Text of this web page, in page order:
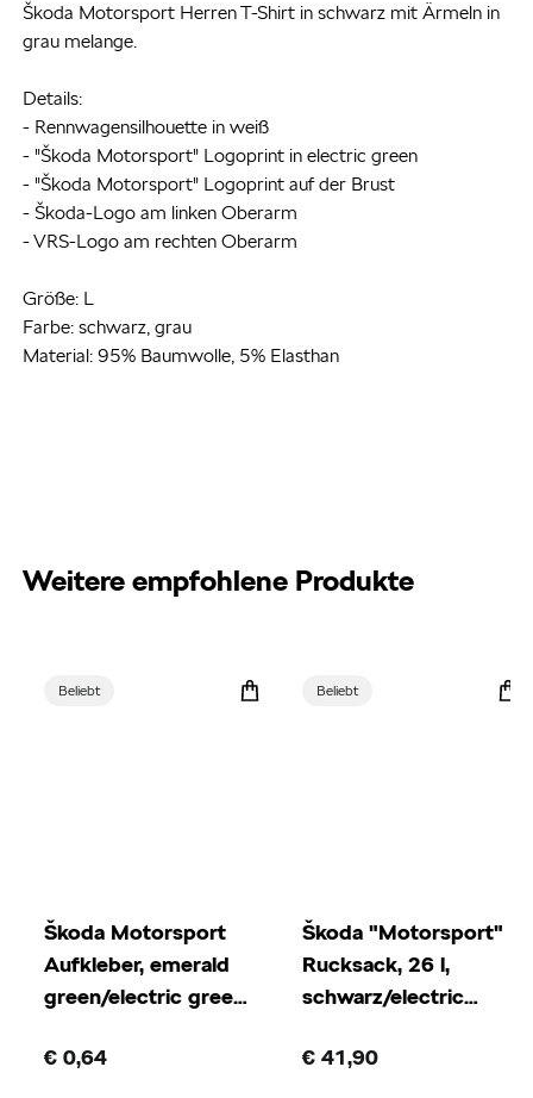
Škoda Motorsport Herren T-Shirt in schwarz mit Ärmeln in
grau melange.
Details:
- Rennwagensilhouette in weiß
- "Škoda Motorsport" Logoprint in electric green
- "Škoda Motorsport" Logoprint auf der Brust
- Škoda-Logo am linken Oberarm
- VRS-Logo am rechten Oberarm
Größe: L
Farbe: schwarz, grau
Material: 95% Baumwolle, 5% Elasthan
Weitere empfohlene Produkte
Beliebt
Škoda Motorsport
Aufkleber, emerald
green/electric green,
€ 0,64
Beliebt
Škoda "Motorsport"
Rucksack, 26 l,
schwarz/electric
€ 41,90